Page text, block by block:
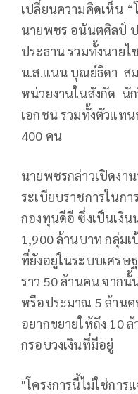
เปลี่ยนความคิดเห็น “
นายพชร อนันตศิลป์
ประธาน รวมทั้งนาย
น.ส.แนน บุณย์ธิดา ส
หน่วยงานในสังกัด นั
เอกชน รวมทั้งตัวแทน
400 คน
นายพชรกล่าวเปิดงา
ระเบียบราชการในก
กองทุนดีอี ซึ่งเป็นเงิ
1,900 ล้านบาท กลุ่ม
ที่ยังอยู่ในระบบเศรษ
ราว 50 ล้านคน จาก
หรือประมาณ 5 ล้านค
อยากขยายให้ถึง 10
กรอบวงเงินที่มีอยู่
"โครงการนี้ไม่ใช่กา